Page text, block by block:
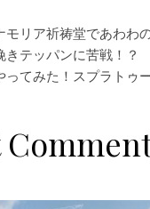
リア祈祷堂であわわ
テッパンに苦戦！？
ってみた！スプラトゥ